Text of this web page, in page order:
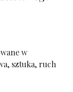
w
sztuka, ruch